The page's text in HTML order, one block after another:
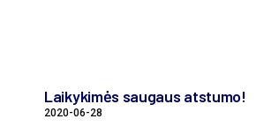
Laikykimės saugaus atstumo!
2020-06-28